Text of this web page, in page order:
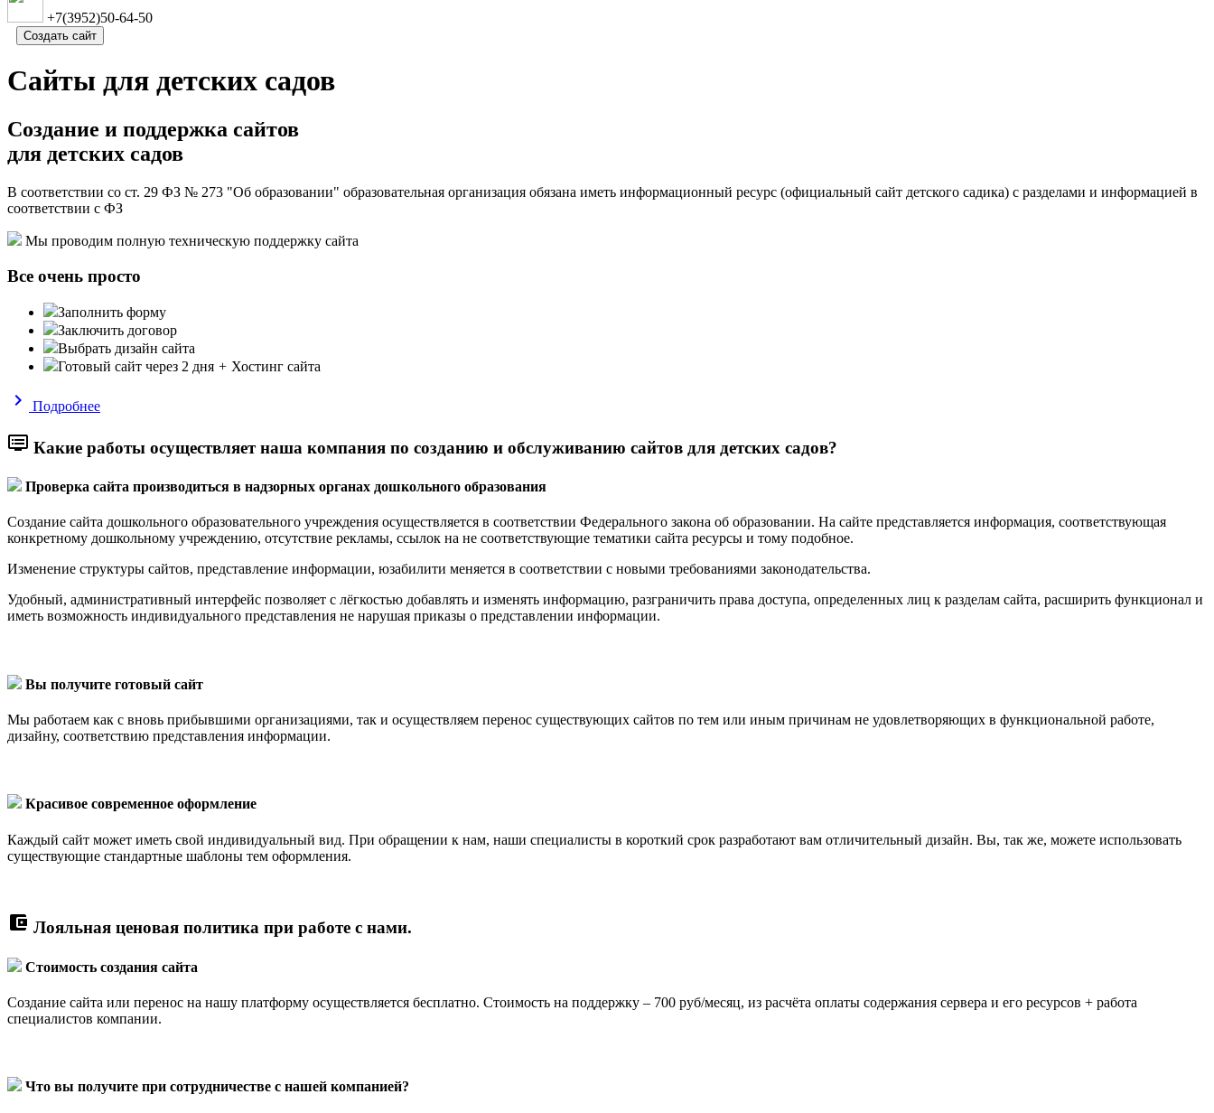
+7(3952)50-64-50
Создать сайт
Сайты для детских садов
Создание и поддержка сайтов
для детских садов
В соответствии со ст. 29 ФЗ № 273 "Об образовании" образовательная организация обязана иметь информационный ресурс (официальный сайт детского садика) с разделами и информацией в
соответствии с ФЗ
Мы проводим полную техническую поддержку сайта
Все очень просто
Заполнить форму
Заключить договор
Выбрать дизайн сайта
Готовый сайт через 2 дня + Хостинг сайта
keyboard_arrow_right Подробнее
dvr Какие работы осуществляет наша компания по созданию и обслуживанию сайтов для детских садов?
Проверка сайта производиться в надзорных органах дошкольного образования
Создание сайта дошкольного образовательного учреждения осуществляется в соответствии Федерального закона об образовании. На сайте представляется информация, соответствующая
конкретному дошкольному учреждению, отсутствие рекламы, ссылок на не соответствующие тематики сайта ресурсы и тому подобное.
Изменение структуры сайтов, представление информации, юзабилити меняется в соответствии с новыми требованиями законодательства.
Удобный, административный интерфейс позволяет с лёгкостью добавлять и изменять информацию, разграничить права доступа, определенных лиц к разделам сайта, расширить функционал и
иметь возможность индивидуального представления не нарушая приказы о представлении информации.
Вы получите готовый сайт
Мы работаем как с вновь прибывшими организациями, так и осуществляем перенос существующих сайтов по тем или иным причинам не удовлетворяющих в функциональной работе,
дизайну, соответствию представления информации.
Красивое современное оформление
Каждый сайт может иметь свой индивидуальный вид. При обращении к нам, наши специалисты в короткий срок разработают вам отличительный дизайн. Вы, так же, можете использовать
существующие стандартные шаблоны тем оформления.
account_balance_wallet Лояльная ценовая политика при работе с нами.
Стоимость создания сайта
Создание сайта или перенос на нашу платформу осуществляется бесплатно. Стоимость на поддержку – 700 руб/месяц, из расчёта оплаты содержания сервера и его ресурсов + работа
специалистов компании.
Что вы получите при сотрудничестве с нашей компанией?